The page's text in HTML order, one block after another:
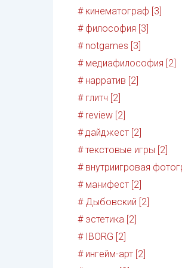
# кинематограф [3]
# философия [3]
# notgames [3]
# медиафилософия [2]
# нарратив [2]
# глитч [2]
# review [2]
# дайджест [2]
# текстовые игры [2]
# внутриигровая
# манифест [2]
# Дыбовский [2]
# эстетика [2]
# IBORG [2]
# ингейм-арт [2]